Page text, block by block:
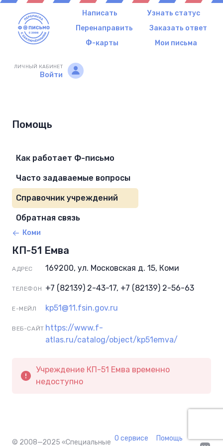
Написать
Узнать статус
Перенаправить
Заказать ответ
Ф-карты
Мои письма
ЛИЧНЫЙ КАБИНЕТ
Войти
Помощь
Как работает Ф-письмо
Часто задаваемые вопросы
Справочник учреждений
Обратная связь
Коми
КП-51 Емва
АДРЕС 169200, ул. Московская д. 15, Коми
ТЕЛЕФОН +7 (82139) 2-43-17, +7 (82139) 2-56-63
Е-МЕЙЛ kp51@11.fsin.gov.ru
ВЕБ-САЙТ https://www.f-
atlas.ru/catalog/object/kp51emva/
Учреждение КП-51 Емва временно
недоступно
© 2008—2025 «Специальные О сервисе Помощь